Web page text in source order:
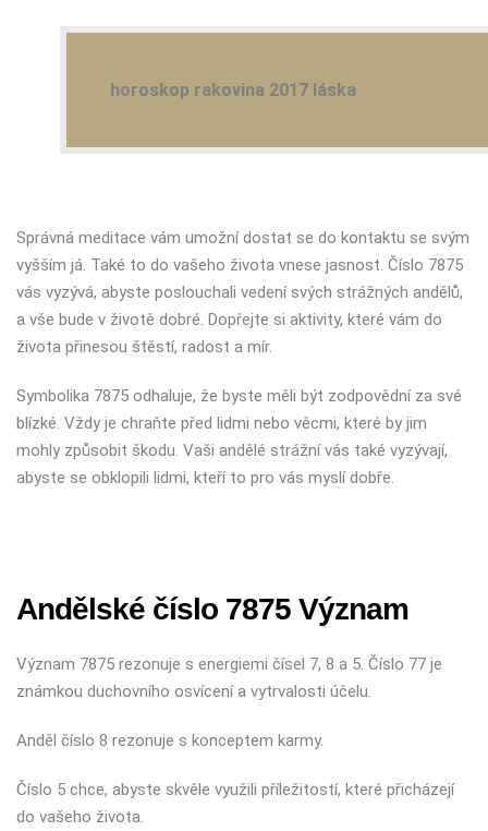
horoskop rakovina 2017 láska
Správná meditace vám umožní dostat se do kontaktu se svým
vyšším já. Také to do vašeho života vnese jasnost. Číslo 7875
vás vyzývá, abyste poslouchali vedení svých strážných andělů,
a vše bude v životě dobré. Dopřejte si aktivity, které vám do
života přinesou štěstí, radost a mír.
Symbolika 7875 odhaluje, že byste měli být zodpovědní za své
blízké. Vždy je chraňte před lidmi nebo věcmi, které by jim
mohly způsobit škodu. Vaši andělé strážní vás také vyzývají,
abyste se obklopili lidmi, kteří to pro vás myslí dobře.
Andělské číslo 7875 Význam
Význam 7875 rezonuje s energiemi čísel 7, 8 a 5. Číslo 77 je
známkou duchovního osvícení a vytrvalosti účelu.
Anděl číslo 8 rezonuje s konceptem karmy.
Číslo 5 chce, abyste skvěle využili příležitostí, které přicházejí
do vašeho života.